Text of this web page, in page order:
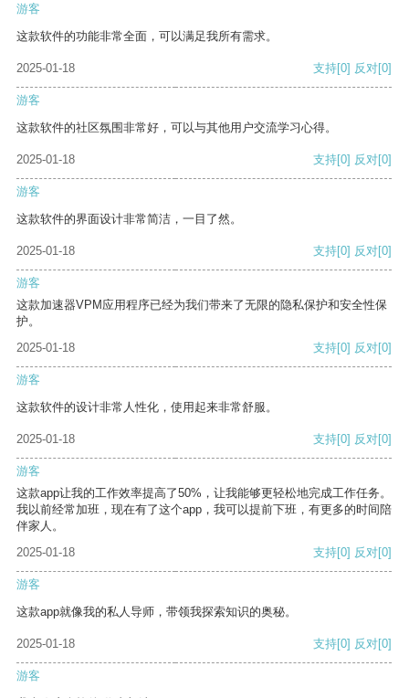
游客
这款软件的功能非常全面，可以满足我所有需求。
2025-01-18 支持[0] 反对[0]
游客
这款软件的社区氛围非常好，可以与其他用户交流学习心得。
2025-01-18 支持[0] 反对[0]
游客
这款软件的界面设计非常简洁，一目了然。
2025-01-18 支持[0] 反对[0]
游客
这款加速器VPM应用程序已经为我们带来了无限的隐私保护和安全性保
护。
2025-01-18
支持[0] 反对[0]
游客
这款软件的设计非常人性化，使用起来非常舒服。
2025-01-18 支持[0] 反对[0]
游客
这款app让我的工作效率提高了50%，让我能够更轻松地完成工作任务。
我以前经常加班，现在有了这个app，我可以提前下班，有更多的时间陪
伴家人。
2025-01-18
支持[0] 反对[0]
游客
这款app就像我的私人导师，带领我探索知识的奥秘。
2025-01-18 支持[0] 反对[0]
游客